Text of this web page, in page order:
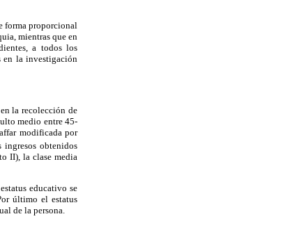
forma proporcional
mientras que en
a todos los
en la investigación
la recolección de
medio entre 45-
modificada por
obtenidos
II), la clase media
educativo se
último el estatus
de la persona.